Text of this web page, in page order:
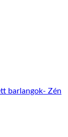
barlangok- Zén